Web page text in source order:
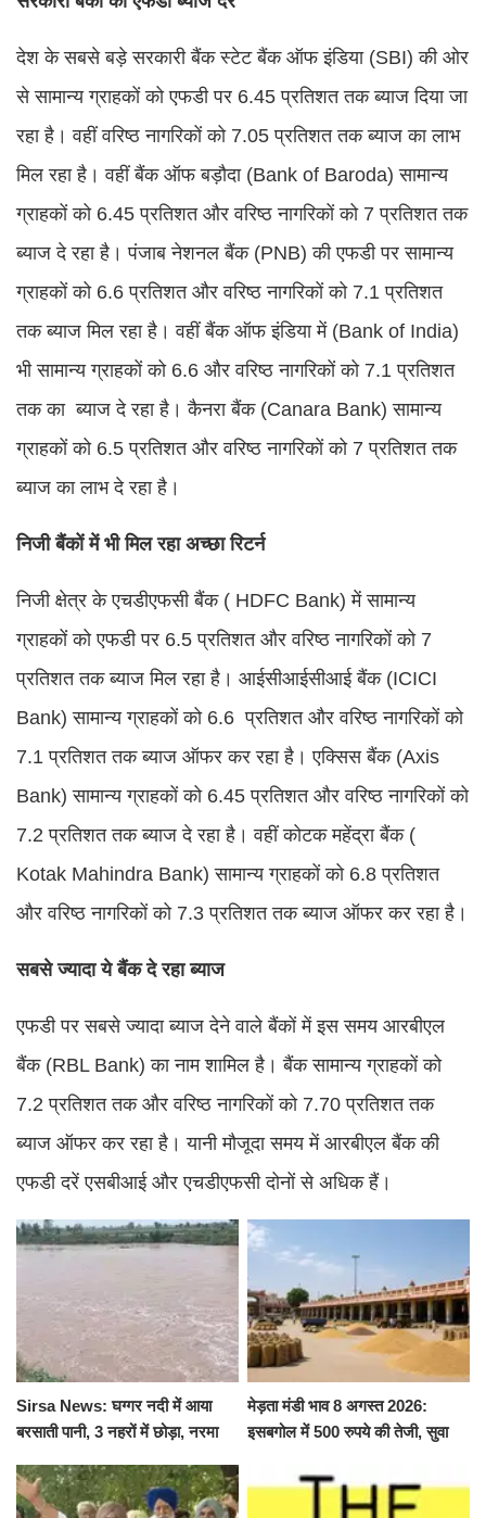
देश के सबसे बड़े सरकारी बैंक स्टेट बैंक ऑफ इंडिया (SBI) की ओर
से सामान्य ग्राहकों को एफडी पर 6.45 प्रतिशत तक ब्याज दिया जा
रहा है। वहीं वरिष्ठ नागरिकों को 7.05 प्रतिशत तक ब्याज का लाभ
मिल रहा है। वहीं बैंक ऑफ बड़ौदा (Bank of Baroda) सामान्य
ग्राहकों को 6.45 प्रतिशत और वरिष्ठ नागरिकों को 7 प्रतिशत तक
ब्याज दे रहा है। पंजाब नेशनल बैंक (PNB) की एफडी पर सामान्य
ग्राहकों को 6.6 प्रतिशत और वरिष्ठ नागरिकों को 7.1 प्रतिशत
तक ब्याज मिल रहा है। वहीं बैंक ऑफ इंडिया में (Bank of India)
भी सामान्य ग्राहकों को 6.6 और वरिष्ठ नागरिकों को 7.1 प्रतिशत
तक का ब्याज दे रहा है। कैनरा बैंक (Canara Bank) सामान्य
ग्राहकों को 6.5 प्रतिशत और वरिष्ठ नागरिकों को 7 प्रतिशत तक
ब्याज का लाभ दे रहा है।
निजी बैंकों में भी मिल रहा अच्छा रिटर्न
निजी क्षेत्र के एचडीएफसी बैंक ( HDFC Bank) में सामान्य
ग्राहकों को एफडी पर 6.5 प्रतिशत और वरिष्ठ नागरिकों को 7
प्रतिशत तक ब्याज मिल रहा है। आईसीआईसीआई बैंक (ICICI
Bank) सामान्य ग्राहकों को 6.6 प्रतिशत और वरिष्ठ नागरिकों को
7.1 प्रतिशत तक ब्याज ऑफर कर रहा है। एक्सिस बैंक (Axis
Bank) सामान्य ग्राहकों को 6.45 प्रतिशत और वरिष्ठ नागरिकों को
7.2 प्रतिशत तक ब्याज दे रहा है। वहीं कोटक महेंद्रा बैंक (
Kotak Mahindra Bank) सामान्य ग्राहकों को 6.8 प्रतिशत
और वरिष्ठ नागरिकों को 7.3 प्रतिशत तक ब्याज ऑफर कर रहा है।
सबसे ज्यादा ये बैंक दे रहा ब्याज
एफडी पर सबसे ज्यादा ब्याज देने वाले बैंकों में इस समय आरबीएल
बैंक (RBL Bank) का नाम शामिल है। बैंक सामान्य ग्राहकों को
7.2 प्रतिशत तक और वरिष्ठ नागरिकों को 7.70 प्रतिशत तक
ब्याज ऑफर कर रहा है। यानी मौजूदा समय में आरबीएल बैंक की
एफडी दरें एसबीआई और एचडीएफसी दोनों से अधिक हैं।
Sirsa News: घग्गर नदी में आया
बरसाती पानी, 3 नहरों में छोड़ा, नरमा
मेड़ता मंडी भाव 8 अगस्त 2026:
इसबगोल में 500 रुपये की तेजी, सुवा